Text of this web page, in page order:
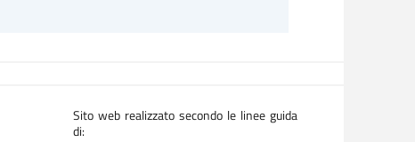
Sito web realizzato secondo le linee guida
di: